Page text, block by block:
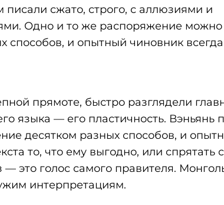
сжато, строго, с аллюзиями и
Одно и то же распоряжение
способов, и опытный чиновник
прямоте, быстро разглядели
языка — его пластичность. Вэньянь
десятком разных способов, и
то, что ему выгодно, или спрятать
это голос самого правителя.
интерпретациям.